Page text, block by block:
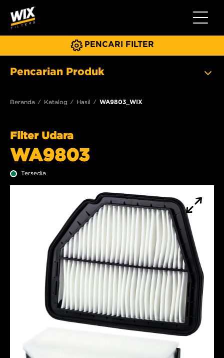
Beralih
PENCARI FILTER
Pencarian Produk
Beranda Katalog Hasil WA9803_WIX
Filter Udara
WA9803
Tersedia